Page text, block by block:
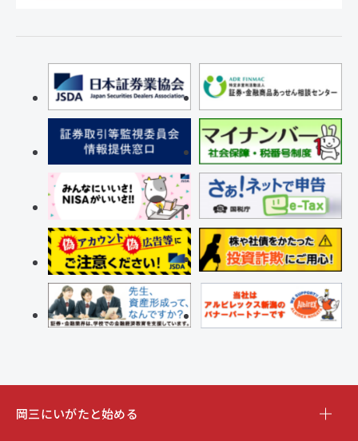
岡三にいがたと始める